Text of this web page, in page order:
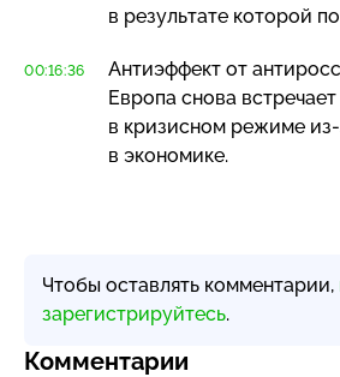
в результате которой
00:16:36
Антиэффект от
Европа снова
в кризисном режиме
в экономике.
Чтобы оставлять комментарии,
зарегистрируйтесь.
Комментарии